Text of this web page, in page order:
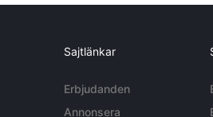
Sajtlänkar
Erbjudanden
Annonsera